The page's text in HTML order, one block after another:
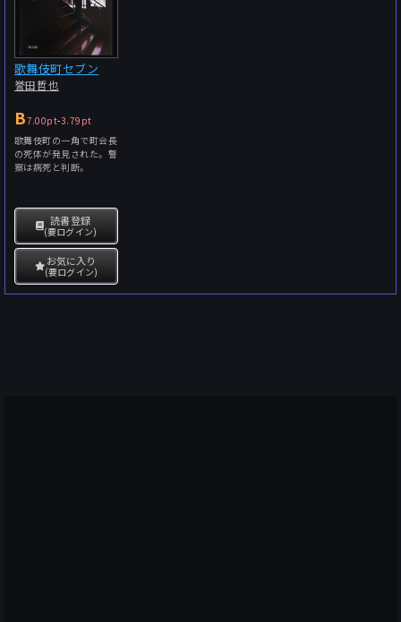
歌舞伎町セブン
誉田哲也
B7.00pt-3.79pt
歌舞伎町の一角で町会長
の死体が発見された。警
察は病死と判断。
読書登録
(要ログイン)
お気に入り
(要ログイン)